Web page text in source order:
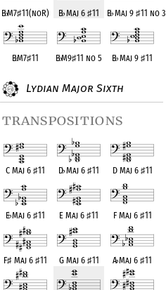
B♭M7♯11(noR) B♭Maj 6 ♯11 B♭Maj 9 ♯11 no 3
B♭M7♯11 B♭M9♯11 no 5 B♭Maj 9 ♯11
Lydian Major Sixth
transpositions
C Maj 6♯11 D♭Maj 6 ♯11 D Maj 6 ♯11
E♭Maj 6♯11 E Maj 6♯11 F Maj 6 ♯11
F♯ Maj 6♯11 G Maj 6 ♯11 A♭Maj 6♯11